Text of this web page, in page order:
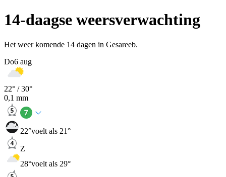
14-daagse weersverwachting
Het weer komende 14 dagen in Gesareeb.
Do6 aug
22° /30°
0,1 mm
22°voelt als 21°
Z
28°voelt als 29°